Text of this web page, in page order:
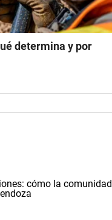
determina y por